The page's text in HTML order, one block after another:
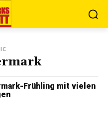
Frühling mit vielen